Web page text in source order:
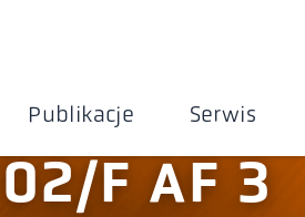
Publikacje Serwis
F AF 3